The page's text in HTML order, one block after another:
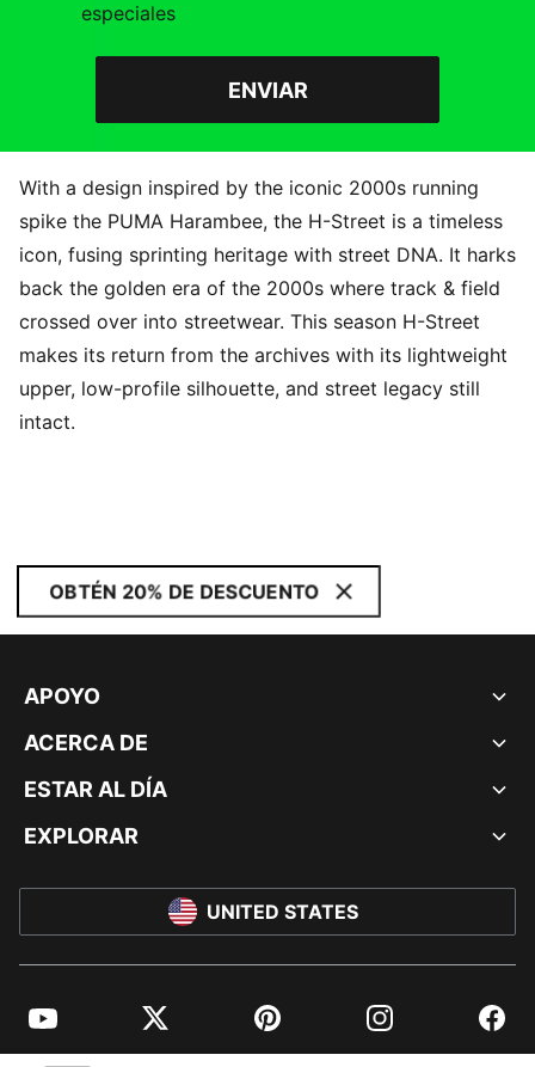
especiales
ENVIAR
With a design inspired by the iconic 2000s running
spike the PUMA Harambee, the H-Street is a timeless
icon, fusing sprinting heritage with street DNA. It harks
back the golden era of the 2000s where track & field
crossed over into streetwear. This season H-Street
makes its return from the archives with its lightweight
upper, low-profile silhouette, and street legacy still
intact.
OBTÉN 20% DE DESCUENTO
APOYO
ACERCA DE
ESTAR AL DÍA
EXPLORAR
UNITED STATES
YouTube Twitter Pinterest Instagram